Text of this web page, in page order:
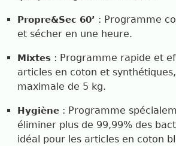
Propre&Sec 60’ : Programme
et sécher en une heure.
Mixtes : Programme rapide et
articles en coton et
maximale de 5 kg.
Hygiène : Programme
éliminer plus de 99,99% des
idéal pour les articles en coton